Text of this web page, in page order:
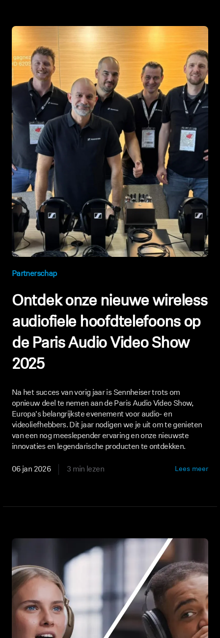
Hearing
Gehoor per categorie
TV-koptelefoons voor gehoorondersteuning
Gehoorbronnen
Originele gehooronderdelengehoor en accessoires
Soundbars
AMBEO soundbars en Subs
Ontdek AMBEO
AMBEO-onderdelen en accessoires
Ontdekken
Over ons
Innovaties
Sound Space
Partnerschap
Ontdek onze nieuwe wireless
audiofiele hoofdtelefoons op
de Paris Audio Video Show
2025
Na het succes van vorig jaar is Sennheiser trots om
opnieuw deel te nemen aan de Paris Audio Video Show,
Europa's belangrijkste evenement voor audio- en
videoliefhebbers. Dit jaar nodigen we je uit om te genieten
van een nog meeslepender ervaring en onze nieuwste
innovaties en legendarische producten te ontdekken.
06 jan 2026 3 min lezen Lees meer